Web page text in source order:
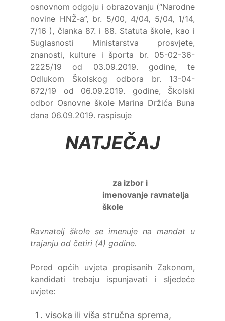
osnovnom odgoju i obrazovanju (“Narodne
novine HNŽ-a”, br. 5/00, 4/04, 5/04, 1/14,
7/16 ), članka 87. i 88. Statuta škole, kao i
Suglasnosti Ministarstva prosvjete,
znanosti, kulture i športa br. 05-02-36-
2225/19 od 03.09.2019. godine, te
Odlukom Školskog odbora br. 13-04-
672/19 od 06.09.2019. godine, Školski
odbor Osnovne škole Marina Držića Buna
dana 06.09.2019. raspisuje
NATJEČAJ
za izbor i
imenovanje ravnatelja
škole
Ravnatelj škole se imenuje na mandat u
trajanju od četiri (4) godine.
Pored općih uvjeta propisanih Zakonom,
kandidati trebaju ispunjavati i sljedeće
uvjete:
visoka ili viša stručna sprema,